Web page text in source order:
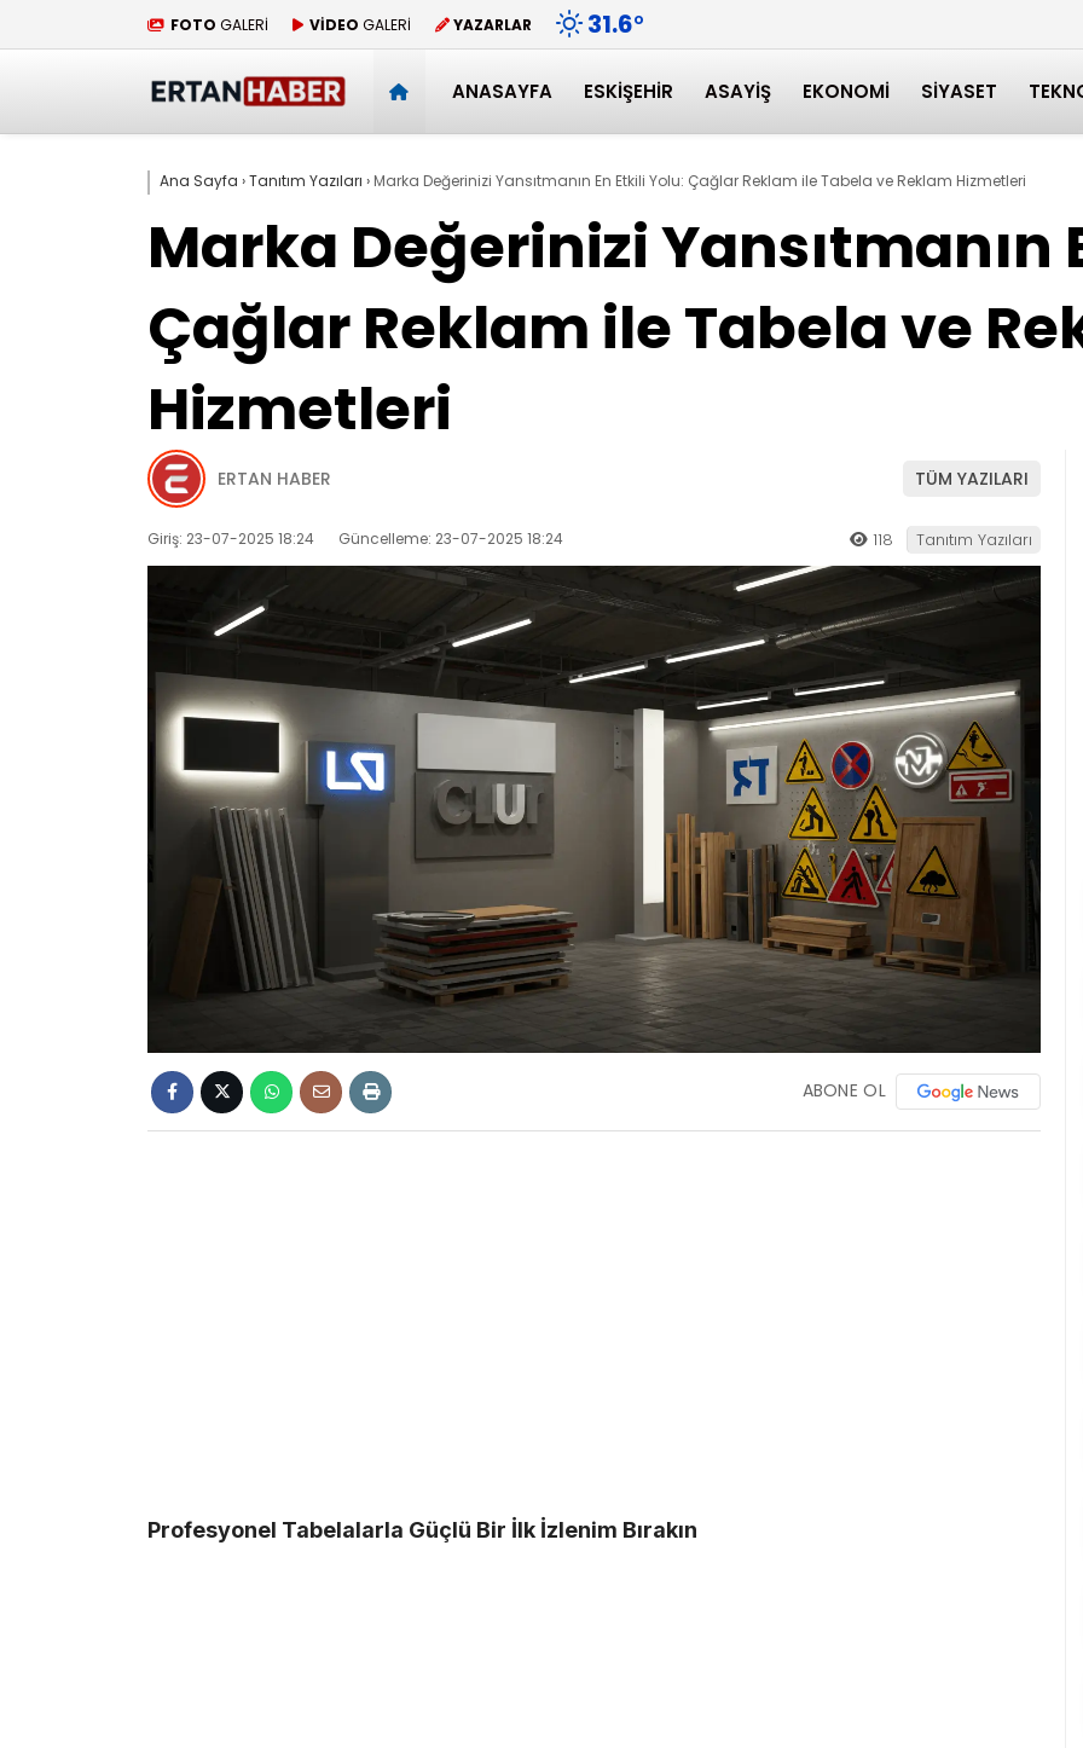
FOTO GALERİ VİDEO GALERİ YAZARLAR 31.6°
ANASAYFA ESKIŞEHIR ASAYIŞ EKONOMI SIYASET
Ana Sayfa ›Tanıtım Yazıları › Marka Değerinizi Yansıtmanın En Etkili Yolu: Çağlar Reklam ile Tabela ve Reklam Hizmetleri
Marka Değerinizi Yansıtmanın
Çağlar Reklam ile Tabela ve
Hizmetleri
ERTAN HABER TÜM YAZILARI
Giriş: 23-07-2025 18:24 Güncelleme: 23-07-2025 18:24 118 Tanıtım Yazıları
ABONE OL
Profesyonel Tabelalarla Güçlü Bir İlk İzlenim Bırakın